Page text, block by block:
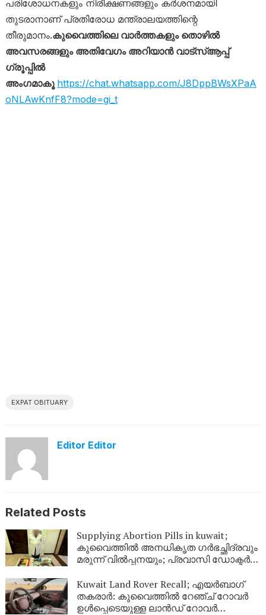
പരിശോധനകളും നിരീക്ഷണങ്ങളും കർശനമായി
തുടരാനാണ് പ്രതിരോധ മന്ത്രാലയത്തിന്റെ
തീരുമാനം.കുവൈത്തിലെ വാർത്തകളും തൊഴിൽ
അവസരങ്ങളും അതിവേഗം അറിയാൻ വാട്സ്ആപ്പ്
ഗ്രൂപ്പിൽ
അംഗമാകൂ https://chat.whatsapp.com/J8DppBWsXPaA
oNLAwKnfF8?mode=gi_t
EXPAT OBITUARY
Editor Editor
Related Posts
Supplying Abortion Pills ​in kuwait;
കുവൈത്തിൽ അനധികൃത ഗർഭച്ഛിദ്രവും
മരുന്ന് വിൽപ്പനയും; പ്രവാസി ഡോക്ടർ
Kuwait Land Rover Recall; എയർബാഗ്
തകരാർ: കുവൈത്തിൽ റേഞ്ച് റോവർ
ഉൾപ്പെടെയുള്ള ലാൻഡ് റോവർ